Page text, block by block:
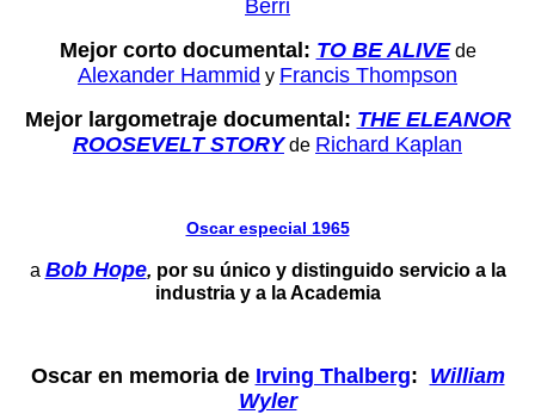
Berri
Mejor corto documental: TO BE ALIVE de
Alexander Hammid y Francis Thompson
Mejor largometraje documental: THE ELEANOR
ROOSEVELT STORY de Richard Kaplan
Oscar especial 1965
a Bob Hope, por su único y distinguido servicio a la
industria y a la Academia
Oscar en memoria de Irving Thalberg: William
Wyler